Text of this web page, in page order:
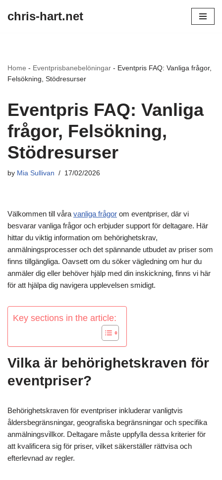
chris-hart.net
Home - Eventprisbanebelöningar - Eventpris FAQ: Vanliga frågor,
Felsökning, Stödresurser
Eventpris FAQ: Vanliga
frågor, Felsökning,
Stödresurser
by Mia Sullivan 17/02/2026
Välkommen till våra vanliga frågor om eventpriser, där vi
besvarar vanliga frågor och erbjuder support för deltagare. Här
hittar du viktig information om behörighetskrav,
anmälningsprocesser och det spännande utbudet av priser som
finns tillgängliga. Oavsett om du söker vägledning om hur du
anmäler dig eller behöver hjälp med din inskickning, finns vi här
för att hjälpa dig navigera upplevelsen smidigt.
Key sections in the article:
Vilka är behörighetskraven för
eventpriser?
Behörighetskraven för eventpriser inkluderar vanligtvis
åldersbegränsningar, geografiska begränsningar och specifika
anmälningsvillkor. Deltagare måste uppfylla dessa kriterier för
att kvalificera sig för priser, vilket säkerställer rättvisa och
efterlevnad av regler.